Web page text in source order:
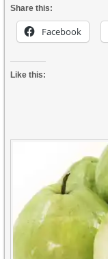
Share this:
Facebook
Like this: